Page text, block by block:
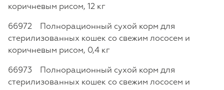
коричневым рисом, 12 кг
66972 Полнорационный сухой корм для
стерилизованных кошек со свежим лососем и
коричневым рисом, 0,4 кг
66973 Полнорационный сухой корм для
стерилизованных кошек со свежим лососем и